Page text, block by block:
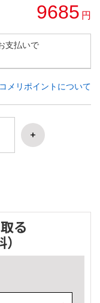
9685 円
支払いで
コメリポイントについて
る